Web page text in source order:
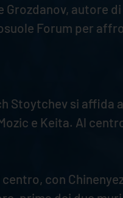
Grozdanov, autore
Forum per
Stoytchev si affida
e Keita. Al
con